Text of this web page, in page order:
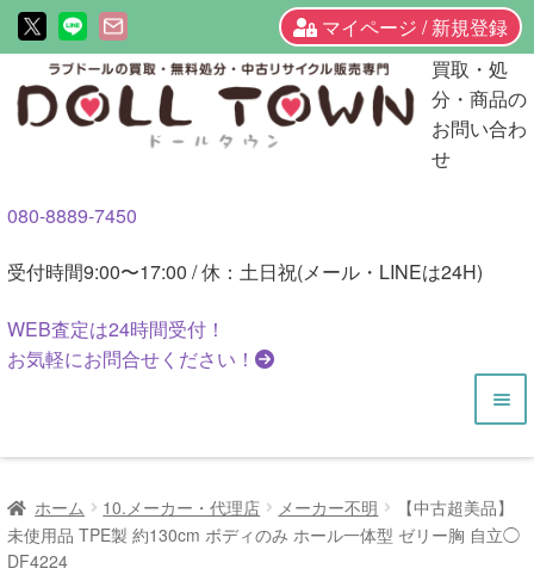
マイページ / 新規登録
ビ
ゲ
ョ
へ
キ
ッ
ン
テ
へ
キ
プ
買取・処
分・商品の
お問い合わ
せ
080-8889-7450
受付時間9:00〜17:00 / 休：土日祝(メール・LINEは24H)
WEB査定は24時間受付！
お気軽にお問合せください！
HOME
商品一覧
ホーム 10.メーカー・代理店 メーカー不明
【中古超美品】
未使用品 TPE製 約130cm ボディのみ ホール一体型 ゼリー胸 自立◯
DF4224